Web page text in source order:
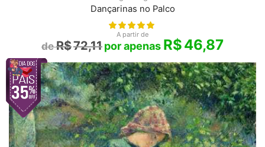
Dançarinas no Palco
A partir de
R$72,11 R$46,87